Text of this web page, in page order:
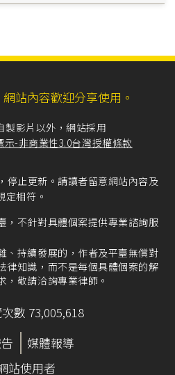
站內容歡迎分享使用。
製影片以外，網站採用
示-非商業性3.0台灣授權條款
停止更新。請讀者留意網站內容及
定相符。
，不針對具體個案提供專業諮詢服
、持續發展的，作者及平臺無償對
律知識，而不是每個具體個案的解
，敬請洽詢專業律師。
數 73,005,618
媒體報導
站使用者